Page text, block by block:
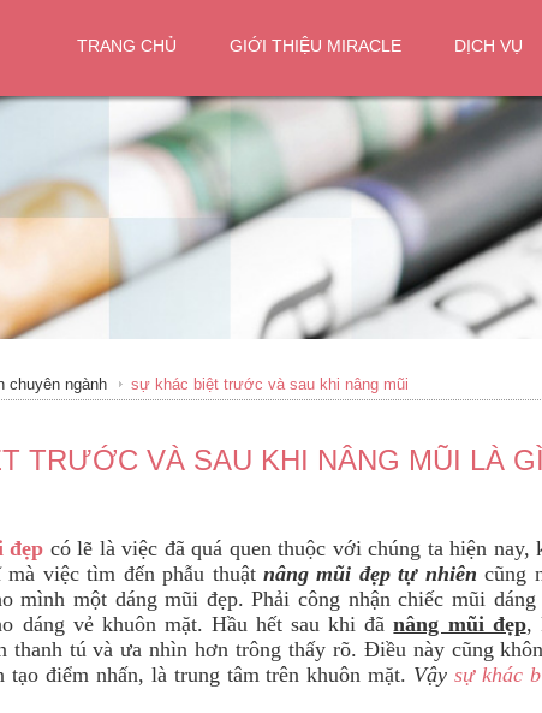
TRANG CHỦ GIỚI THIỆU MIRACLE DỊCH VỤ
chuyên ngành sự khác biệt trước và sau khi nâng mũi
TRƯỚC VÀ SAU KHI NÂNG MŨI LÀ
đẹp có lẽ là việc đã quá quen thuộc với chúng ta hiện
mà việc tìm đến phẫu thuật nâng mũi đẹp tự nhiên cũng
mình một dáng mũi đẹp. Phải công nhận chiếc mũi
dáng vẻ khuôn mặt. Hầu hết sau khi đãnâng mũi đẹp,
thanh tú và ưa nhìn hơn trông thấy rõ. Điều này cũng
tạo điểm nhấn, là trung tâm trên khuôn mặt. Vậysự khác